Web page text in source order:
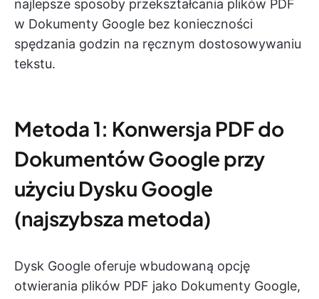
najlepsze sposoby przekształcania plików PDF
w Dokumenty Google bez konieczności
spędzania godzin na ręcznym dostosowywaniu
tekstu.
Metoda 1: Konwersja PDF do
Dokumentów Google przy
użyciu Dysku Google
(najszybsza metoda)
Dysk Google oferuje wbudowaną opcję
otwierania plików PDF jako Dokumenty Google,